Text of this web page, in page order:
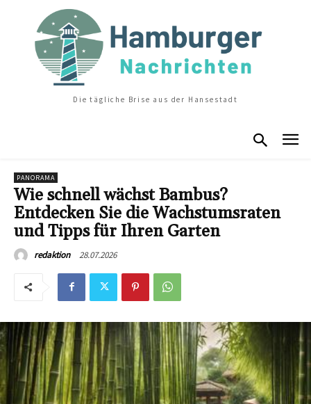
Die tägliche Brise aus der Hansestadt
PANORAMA
Wie schnell wächst Bambus?
Entdecken Sie die Wachstumsraten
und Tipps für Ihren Garten
redaktion 28.07.2026